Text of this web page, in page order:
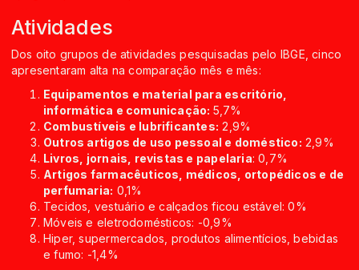
Atividades
Dos oito grupos de atividades pesquisadas pelo IBGE, cinco
apresentaram alta na comparação mês e mês:
Equipamentos e material para escritório,
informática e comunicação: 5,7%
Combustíveis e lubrificantes: 2,9%
Outros artigos de uso pessoal e doméstico: 2,9%
Livros, jornais, revistas e papelaria: 0,7%
Artigos farmacêuticos, médicos, ortopédicos e de
perfumaria: 0,1%
Tecidos, vestuário e calçados ficou estável: 0%
Móveis e eletrodomésticos: -0,9%
Hiper, supermercados, produtos alimentícios, bebidas
e fumo: -1,4%